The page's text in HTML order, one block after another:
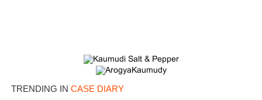
TRENDING IN CASE DIARY